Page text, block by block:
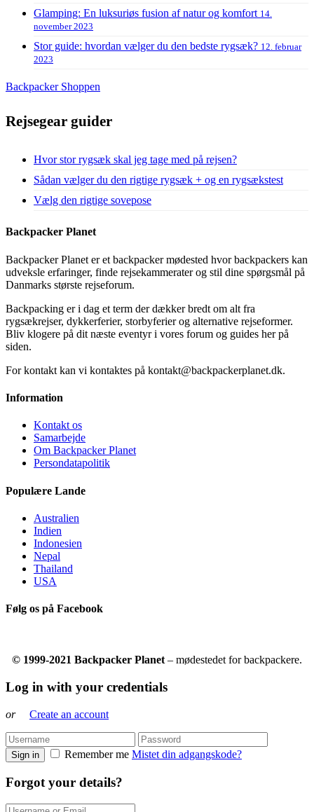
Glamping: En luksuriøs fusion af natur og komfort 14.
november 2023
Stor guide: hvordan vælger du den bedste rygsæk? 12. februar
2023
Backpacker Shoppen
Rejsegear guider
Hvor stor rygsæk skal jeg tage med på rejsen?
Sådan vælger du den rigtige rygsæk + og en rygsækstest
Vælg den rigtige sovepose
Backpacker Planet
Backpacker Planet er et backpacker mødested hvor backpackers kan
udveksle erfaringer, finde rejsekammerater og stil dine spørgsmål på
Danmarks største rejseforum.
Backpacking er i dag et term der dækker bredt om alt fra
rygsækrejser, dykkerferier, storbyferier og alternative rejseformer.
Bliv klogere på dit næste eventyr i vores forum og guides her på
siden.
For kontakt kan vi kontaktes på kontakt@backpackerplanet.dk.
Information
Kontakt os
Samarbejde
Om Backpacker Planet
Persondatapolitik
Populære Lande
Australien
Indien
Indonesien
Nepal
Thailand
USA
Følg os på Facebook
© 1999-2021 Backpacker Planet – mødestedet for backpackere.
Log in with your credentials
or Create an account
Sign in Remember me Mistet din adgangskode?
Forgot your details?